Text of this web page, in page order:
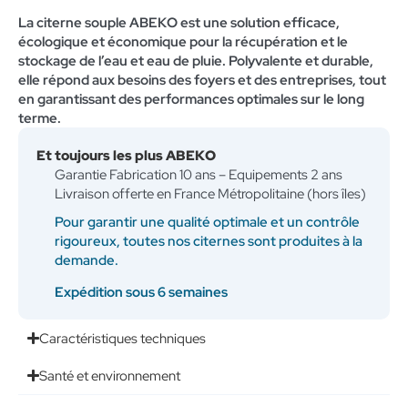
La citerne souple ABEKO est une solution efficace,
écologique et économique pour la récupération et le
stockage de l’eau et eau de pluie. Polyvalente et durable,
elle répond aux besoins des foyers et des entreprises, tout
en garantissant des performances optimales sur le long
terme.
Et toujours les plus ABEKO
Garantie Fabrication 10 ans – Equipements 2 ans
Livraison offerte en France Métropolitaine (hors îles)
Pour garantir une qualité optimale et un contrôle
rigoureux, toutes nos citernes sont produites à la
demande.
Expédition sous 6 semaines
Caractéristiques techniques
Santé et environnement